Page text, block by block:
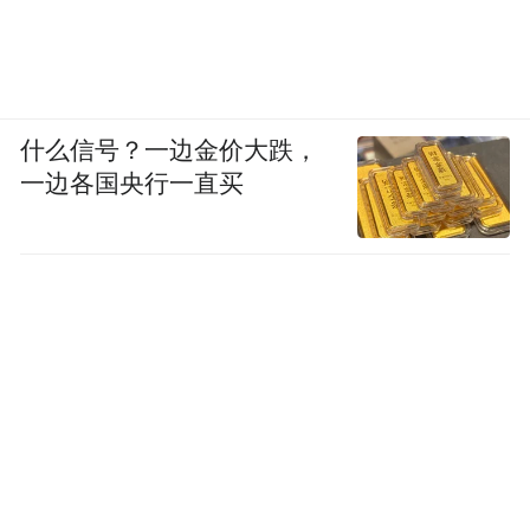
什么信号？一边金价大跌，
一边各国央行一直买